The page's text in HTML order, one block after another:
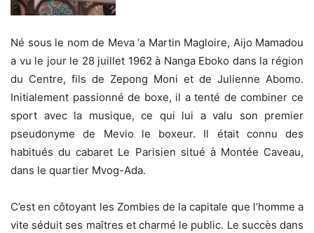
Né sous le nom de Meva ‘a Martin Magloire, Aijo Mamadou
a vu le jour le 28 juillet 1962 à Nanga Eboko dans la région
du Centre, fils de Zepong Moni et de Julienne Abomo.
Initialement passionné de boxe, il a tenté de combiner ce
sport avec la musique, ce qui lui a valu son premier
pseudonyme de Mevio le boxeur. Il était connu des
habitués du cabaret Le Parisien situé à Montée Caveau,
dans le quartier Mvog-Ada.
C’est en côtoyant les Zombies de la capitale que l’homme a
vite séduit ses maîtres et charmé le public. Le succès dans